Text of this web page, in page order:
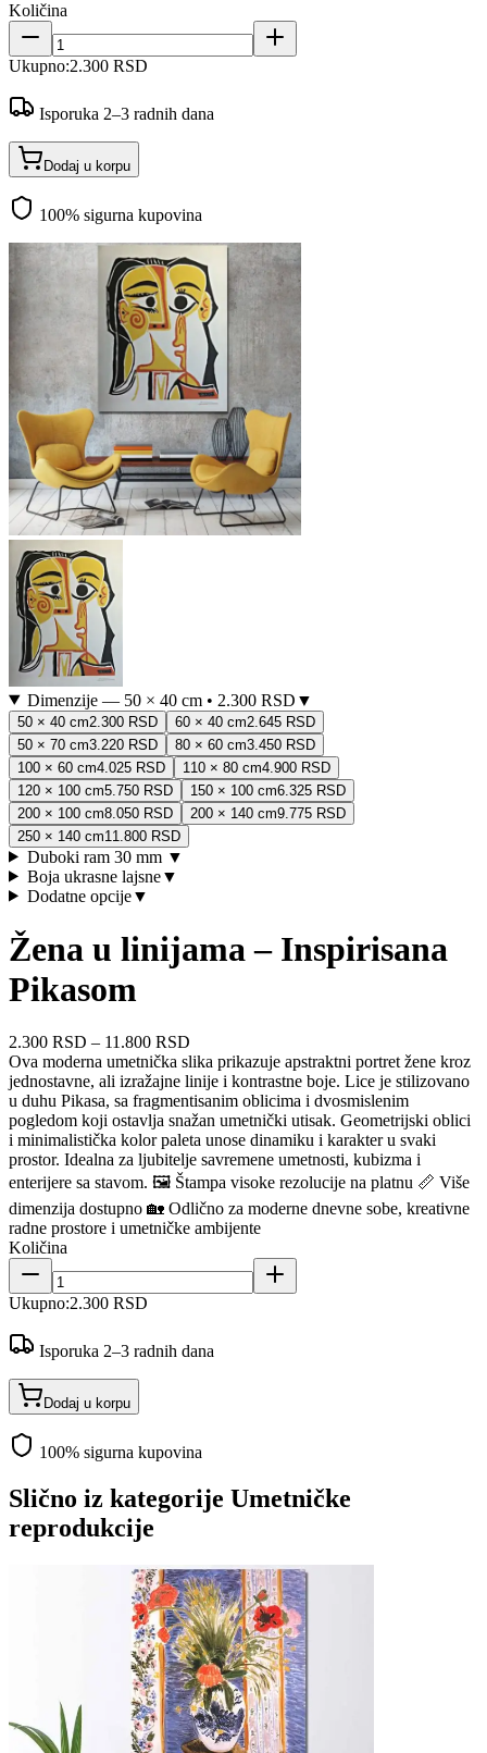
Količina
Ukupno:2.300 RSD
Isporuka 2–3 radnih dana
Dodaj u korpu
100% sigurna kupovina
Dimenzije — 50 × 40 cm• 2.300 RSD ▼
50 × 40 cm2.300 RSD 60 × 40 cm2.645 RSD
50 × 70 cm3.220 RSD 80 × 60 cm3.450 RSD
100 × 60 cm4.025 RSD 110 × 80 cm4.900 RSD
120 × 100 cm5.750 RSD 150 × 100 cm6.325 RSD
200 × 100 cm8.050 RSD 200 × 140 cm9.775 RSD
250 × 140 cm11.800 RSD
Duboki ram 30 mm ▼
Boja ukrasne lajsne▼
Dodatne opcije▼
Žena u linijama – Inspirisana
Pikasom
2.300 RSD – 11.800 RSD
Ova moderna umetnička slika prikazuje apstraktni portret žene kroz
jednostavne, ali izražajne linije i kontrastne boje. Lice je stilizovano
u duhu Pikasa, sa fragmentisanim oblicima i dvosmislenim
pogledom koji ostavlja snažan umetnički utisak. Geometrijski oblici
i minimalistička kolor paleta unose dinamiku i karakter u svaki
prostor. Idealna za ljubitelje savremene umetnosti, kubizma i
enterijere sa stavom. 🖼️ Štampa visoke rezolucije na platnu 📏 Više
dimenzija dostupno 🏡 Odlično za moderne dnevne sobe, kreativne
radne prostore i umetničke ambijente
Količina
Ukupno:2.300 RSD
Isporuka 2–3 radnih dana
Dodaj u korpu
100% sigurna kupovina
Slično iz kategorije Umetničke
reprodukcije